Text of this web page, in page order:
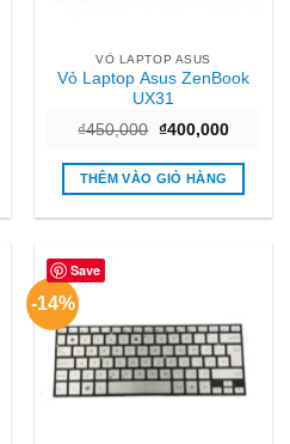
VỎ LAPTOP ASUS
Vỏ Laptop Asus ZenBook
UX31
₫450,000 Giá
là:
₫450,000.
₫400,000Giá
tại
THÊM VÀO GIỎ HÀNG
Save
-14%